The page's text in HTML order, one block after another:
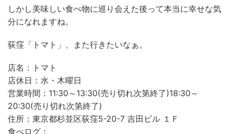
しかし美味しい食べ物に巡り会えた後って本当に幸せな気
分になれますね。
荻窪「トマト」、また行きたいなぁ。
店名：トマト
店休日：水・木曜日
営業時間：11:30～13:30(売り切れ次第終了)18:30～
20:30(売り切れ次第終了)
住所：東京都杉並区荻窪5-20-7 吉田ビル １Ｆ
食べログ：